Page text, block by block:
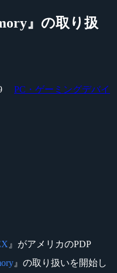
』の取り扱
PC・ゲーミングデバイ
』がアメリカのPDP
』の取り扱いを開始し